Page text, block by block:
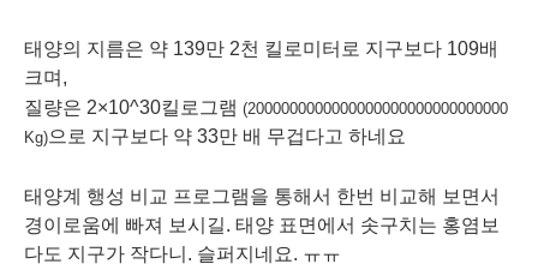
태양의 지름은 약 139만 2천 킬로미터로 지구보다 109배
크며,
질량은 2×10^30킬로그램 (2000000000000000000000000000000
Kg)으로 지구보다 약 33만 배 무겁다고 하네요
태양계 행성 비교 프로그램을 통해서 한번 비교해 보면서
경이로움에 빠져 보시길. 태양 표면에서 솟구치는 홍염보
다도 지구가 작다니. 슬퍼지네요. ㅠㅠ